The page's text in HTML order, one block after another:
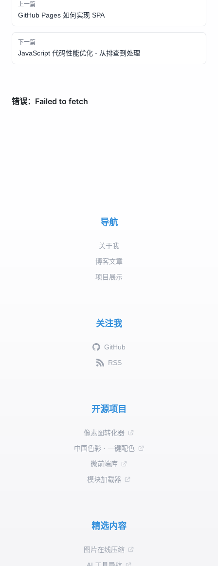
上一篇
GitHub Pages 如何实现 SPA
下一篇
JavaScript 代码性能优化 - 从排查到处理
导航
关于我
博客文章
项目展示
关注我
GitHub
RSS
开源项目
像素图转化器
中国色彩 · 一键配色
微前端库
模块加载器
精选内容
图片在线压缩